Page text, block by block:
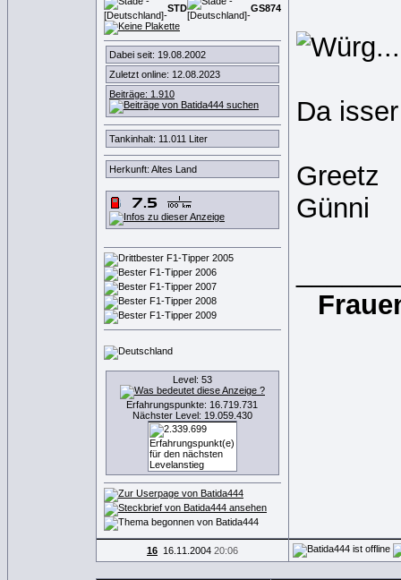
STD GS874
Dabei seit: 19.08.2002
Zuletzt online: 12.08.2023
Beiträge: 1.910
Tankinhalt: 11.011 Liter
Herkunft: Altes Land
Level: 53
Erfahrungspunkte: 16.719.731
Nächster Level: 19.059.430
Da
Greetz
Günni
16 16.11.2004 20:06